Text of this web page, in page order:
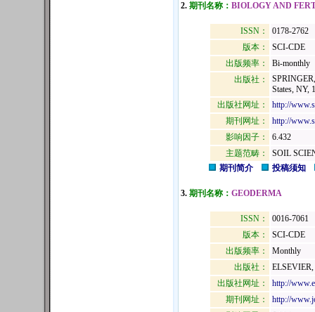
2. 期刊名称： BIOLOGY AND
ISSN：
0178-2762
版本：
SCI-CDE
出版频率：
Bi-monthly
出版社：
States, NY,
出版社网址：
http://
期刊网址：
http://
影响因子：
6.432
主题范畴：
SOIL
期刊简介
投稿须知
3. 期刊名称： GEODERMA
ISSN：
0016-7061
版本：
SCI-CDE
出版频率：
Monthly
出版社：
出版社网址：
http://
期刊网址：
http://